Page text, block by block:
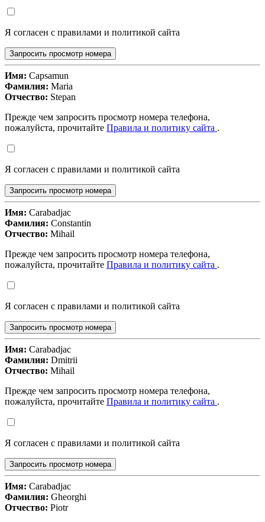
Я согласен с правилами и политикой сайта
Запросить просмотр номера
Имя: Capsamun
Фамилия: Maria
Отчество: Stepan
Прежде чем запросить просмотр номера телефона,
пожалуйста, прочитайте Правила и политику сайта .
Я согласен с правилами и политикой сайта
Запросить просмотр номера
Имя: Carabadjac
Фамилия: Constantin
Отчество: Mihail
Прежде чем запросить просмотр номера телефона,
пожалуйста, прочитайте Правила и политику сайта .
Я согласен с правилами и политикой сайта
Запросить просмотр номера
Имя: Carabadjac
Фамилия: Dmitrii
Отчество: Mihail
Прежде чем запросить просмотр номера телефона,
пожалуйста, прочитайте Правила и политику сайта .
Я согласен с правилами и политикой сайта
Запросить просмотр номера
Имя: Carabadjac
Фамилия: Gheorghi
Отчество: Piotr